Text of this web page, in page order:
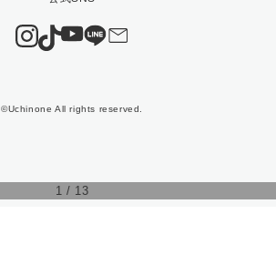
1 / 13
©Uchinone All rights reserved.